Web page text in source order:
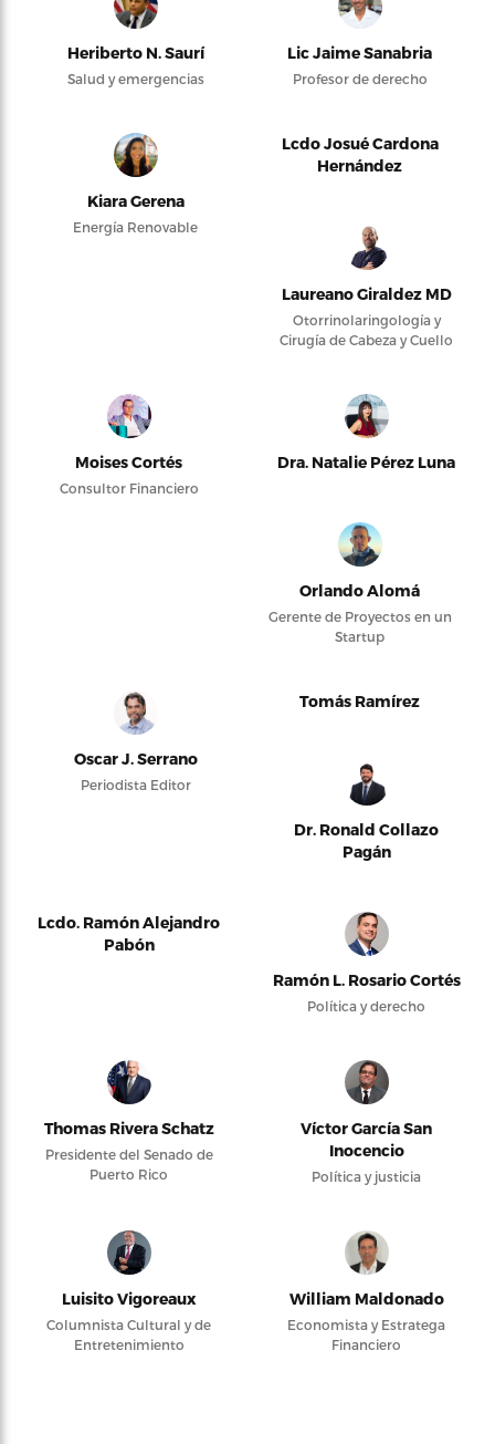
Heriberto N. Saurí
Salud y emergencias
Lic Jaime Sanabria
Profesor de derecho
Kiara Gerena
Energía Renovable
Lcdo Josué Cardona
Hernández
Laureano Giraldez MD
Otorrinolaringología y
Cirugía de Cabeza y Cuello
Moises Cortés
Consultor Financiero
Dra. Natalie Pérez Luna
Orlando Alomá
Gerente de Proyectos en un
Startup
Oscar J. Serrano
Periodista Editor
Tomás Ramírez
Dr. Ronald Collazo
Pagán
Lcdo. Ramón Alejandro
Pabón
Ramón L. Rosario Cortés
Política y derecho
Thomas Rivera Schatz
Presidente del Senado de
Puerto Rico
Víctor García San
Inocencio
Política y justicia
Luisito Vigoreaux
Columnista Cultural y de
Entretenimiento
William Maldonado
Economista y Estratega
Financiero